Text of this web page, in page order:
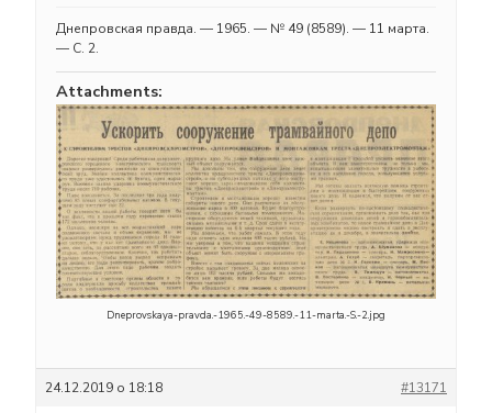
Днепровская правда. — 1965. — № 49 (8589). — 11 марта.
— С. 2.
Attachments:
Dneprovskaya-pravda.-1965.-49-8589.-11-marta.-S.-2.jpg
24.12.2019 о 18:18 #13171